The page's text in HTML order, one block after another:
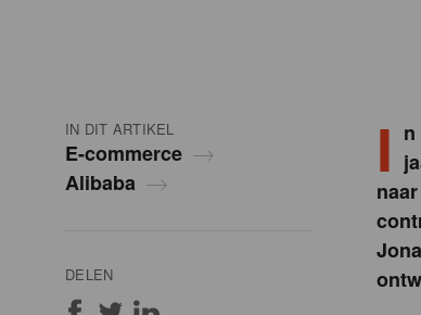
IN DIT ARTIKEL
E-commerce
Alibaba
DELEN
I